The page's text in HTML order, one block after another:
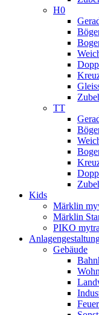
H0
TT
Kids
Märklin
Märklin
PIKO
Gebäude